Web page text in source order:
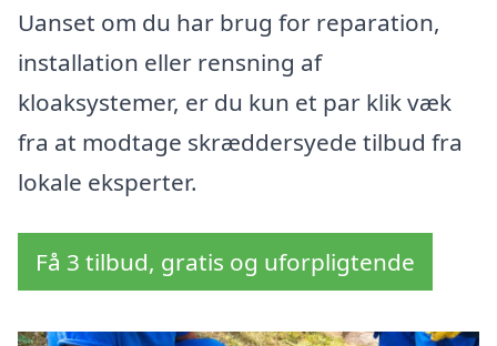
Uanset om du har brug for reparation,
installation eller rensning af
kloaksystemer, er du kun et par klik væk
fra at modtage skræddersyede tilbud fra
lokale eksperter.
Få 3 tilbud, gratis og uforpligtende